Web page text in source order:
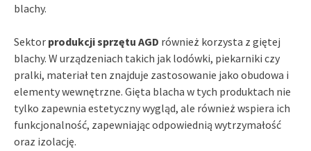
blachy.
Sektor produkcji sprzętu AGD również korzysta z giętej
blachy. W urządzeniach takich jak lodówki, piekarniki czy
pralki, materiał ten znajduje zastosowanie jako obudowa i
elementy wewnętrzne. Gięta blacha w tych produktach nie
tylko zapewnia estetyczny wygląd, ale również wspiera ich
funkcjonalność, zapewniając odpowiednią wytrzymałość
oraz izolację.